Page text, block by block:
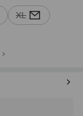
XL